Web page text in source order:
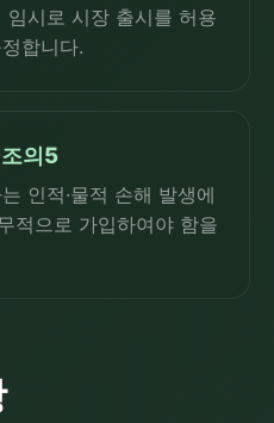
시로 시장 출시를 허용
합니다.
의5
인적·물적 손해 발생에
적으로 가입하여야 함을